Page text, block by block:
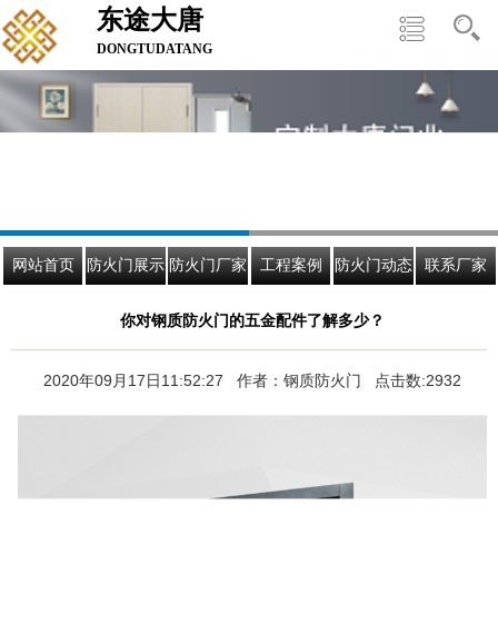
东途大唐
DONGTUDATANG
网站首页 防火门展示 防火门厂家 工程案例 防火门动态 联系厂家
你对钢质防火门的五金配件了解多少？
2020年09月17日11:52:27 作者：钢质防火门 点击数:2932